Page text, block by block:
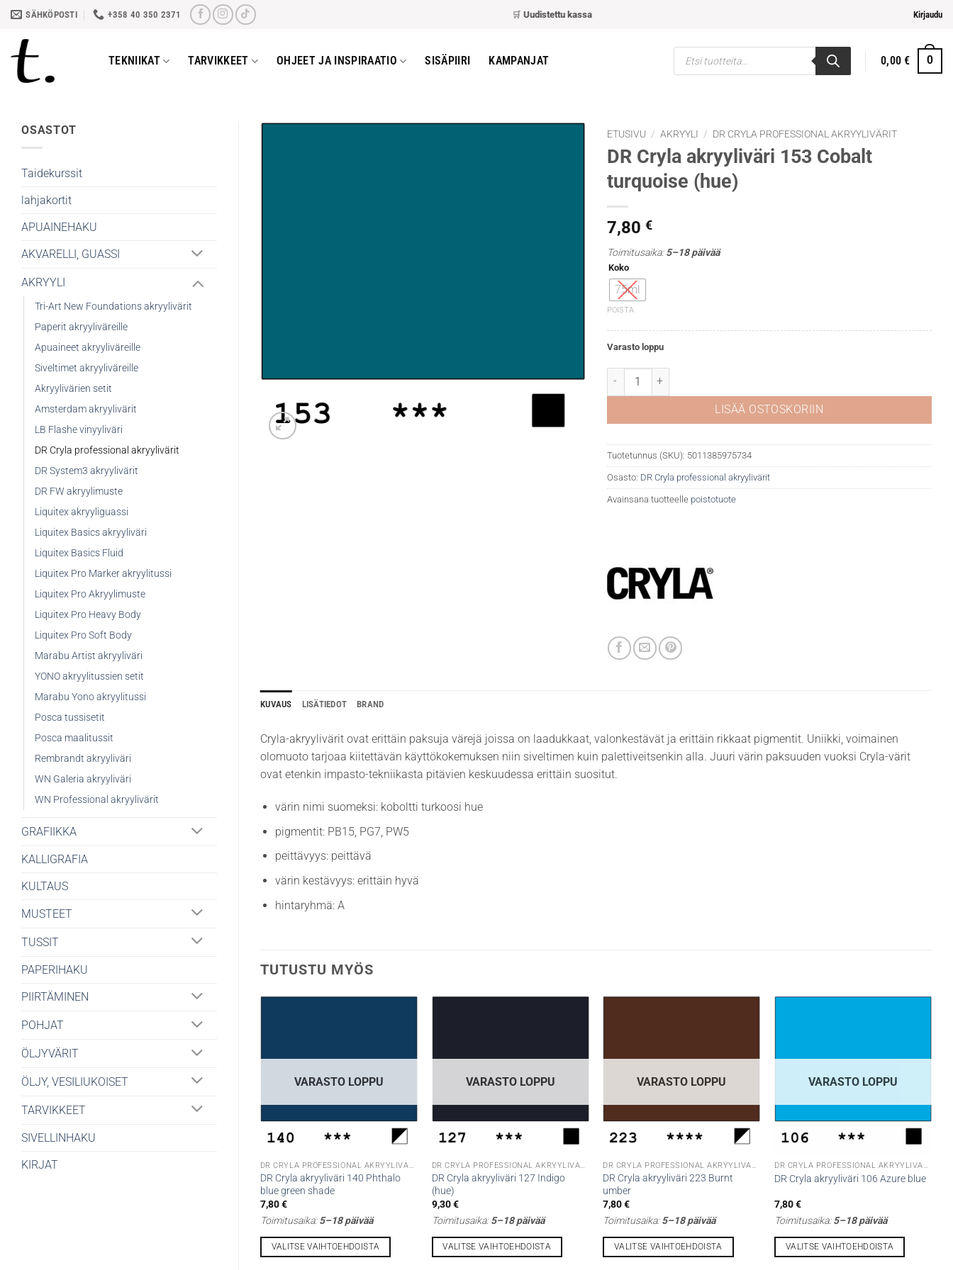
Skip
content
SÄHKÖPOSTI +358 40 350 2371 Uudistettu kassa– nopeampi ja helpompi maksaminen Kirjaudu
TEKNIIKAT TARVIKKEET OHJEET JA INSPIRAATIO SISÄPIIRI KAMPANJAT
Products
search
0,00€ 0
OSASTOT
Taidekurssit
lahjakortit
APUAINEHAKU
AKVARELLI, GUASSI
AKRYYLI
Tri-Art New Foundations akryylivärit
Paperit akryyliväreille
Apuaineet akryyliväreille
Siveltimet akryyliväreille
Akryylivärien setit
Amsterdam akryylivärit
LB Flashe vinyyliväri
DR Cryla professional akryylivärit
DR System3 akryylivärit
DR FW akryylimuste
Liquitex akryyliguassi
Liquitex Basics akryyliväri
Liquitex Basics Fluid
Liquitex Pro Marker akryylitussi
Liquitex Pro Akryylimuste
Liquitex Pro Heavy Body
Liquitex Pro Soft Body
Marabu Artist akryyliväri
YONO akryylitussien setit
Marabu Yono akryylitussi
Posca tussisetit
Posca maalitussit
Rembrandt akryyliväri
WN Galeria akryyliväri
WN Professional akryylivärit
GRAFIIKKA
KALLIGRAFIA
KULTAUS
MUSTEET
TUSSIT
PAPERIHAKU
PIIRTÄMINEN
POHJAT
ÖLJYVÄRIT
ÖLJY, VESILIUKOISET
TARVIKKEET
SIVELLINHAKU
KIRJAT
ETUSIVU / AKRYYLI / DR CRYLA PROFESSIONAL AKRYYLIVÄRIT
DR Cryla akryyliväri 153 Cobalt
turquoise (hue)
7,80 €
Toimitusaika:5–18 päivää
Koko
75ml
POISTA
Varasto loppu
DR Cryla akryyliväri 153 Cobalt turquoise (hue) määrä
LISÄÄ OSTOSKORIIN
Tuotetunnus (SKU): 5011385975734
Osasto: DR Cryla professional akryylivärit
Avainsana tuotteelle poistotuote
KUVAUS LISÄTIEDOT BRAND
Cryla-akryylivärit ovat erittäin paksuja värejä joissa on laadukkaat, valonkestävät ja erittäin rikkaat pigmentit. Uniikki, voimainen
olomuoto tarjoaa kiitettävän käyttökokemuksen niin siveltimen kuin palettiveitsenkin alla. Juuri värin paksuuden vuoksi Cryla-värit
ovat etenkin impasto-tekniikasta pitävien keskuudessa erittäin suositut.
värin nimi suomeksi: koboltti turkoosi hue
pigmentit: PB15, PG7, PW5
peittävyys: peittävä
värin kestävyys: erittäin hyvä
hintaryhmä: A
TUTUSTU MYÖS
VARASTO LOPPU
DR CRYLA PROFESSIONAL AKRYYLIVÄRIT
DR Cryla akryyliväri 140 Phthalo
blue green shade
7,80€
Toimitusaika:5–18 päivää
VALITSE VAIHTOEHDOISTA
VARASTO LOPPU
DR CRYLA PROFESSIONAL AKRYYLIVÄRIT
DR Cryla akryyliväri 127 Indigo
(hue)
9,30€
Toimitusaika:5–18 päivää
VALITSE VAIHTOEHDOISTA
VARASTO LOPPU
DR CRYLA PROFESSIONAL AKRYYLIVÄRIT
DR Cryla akryyliväri 223 Burnt
umber
7,80€
Toimitusaika:5–18 päivää
VALITSE VAIHTOEHDOISTA
VARASTO LOPPU
DR CRYLA PROFESSIONAL AKRYYLIVÄRIT
DR Cryla akryyliväri 106 Azure blue
7,80€
Toimitusaika:5–18 päivää
VALITSE VAIHTOEHDOISTA